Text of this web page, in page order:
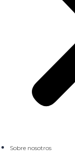
Sobre nosotros